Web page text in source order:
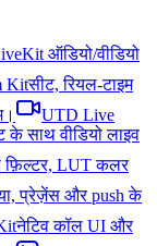
ऑडियो/वीडियो
Kitसीट, रियल-टाइम
UTD Live
साथ वीडियो लाइव
फ़िल्टर, LUT कलर
प्रेज़ेंस और push के
नेटिव कॉल UI और